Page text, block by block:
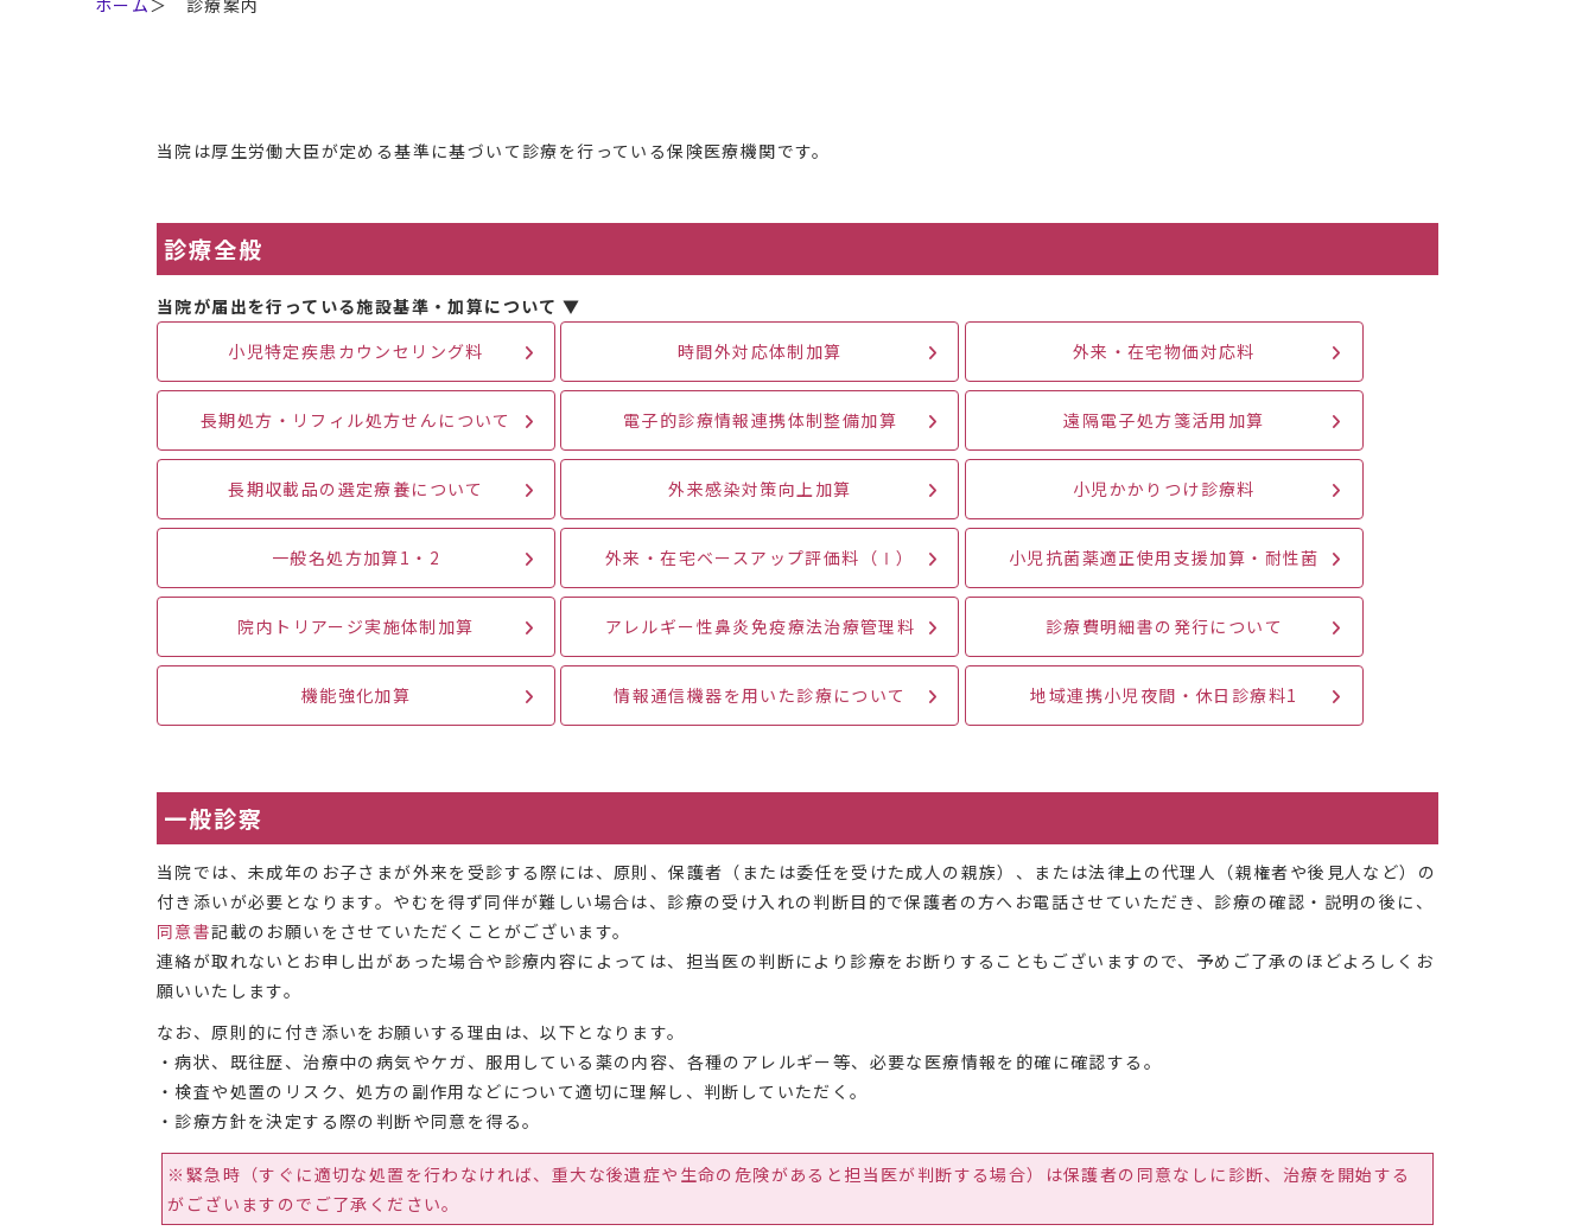
ホーム＞ 診療案内
当院は厚生労働大臣が定める基準に基づいて診療を行っている保険医療機関です。
診療全般
当院が届出を行っている施設基準・加算について ▼
小児特定疾患カウンセリング料
時間外対応体制加算 外来・在宅物価対応料
長期処方・リフィル処方せんについて 電子的診療情報連携体制整備加算 遠隔電子処方箋活用加算
長期収載品の選定療養について 外来感染対策向上加算 小児かかりつけ診療料
一般名処方加算1・2 外来・在宅ベースアップ評価料（Ⅰ） 小児抗菌薬適正使用支援加算・耐性菌
院内トリアージ実施体制加算 アレルギー性鼻炎免疫療法治療管理料 診療費明細書の発行について
機能強化加算 情報通信機器を用いた診療について 地域連携小児夜間・休日診療料1
一般診察
当院では、未成年のお子さまが外来を受診する際には、原則、保護者（または委任を受けた成人の親族）、または法律上の代理人（親権者や後見人など）の
付き添いが必要となります。やむを得ず同伴が難しい場合は、診療の受け入れの判断目的で保護者の方へお電話させていただき、診療の確認・説明の後に、
同意書記載のお願いをさせていただくことがございます。
連絡が取れないとお申し出があった場合や診療内容によっては、担当医の判断により診療をお断りすることもございますので、予めご了承のほどよろしくお
願いいたします。
なお、原則的に付き添いをお願いする理由は、以下となります。
・病状、既往歴、治療中の病気やケガ、服用している薬の内容、各種のアレルギー等、必要な医療情報を的確に確認する。
・検査や処置のリスク、処方の副作用などについて適切に理解し、判断していただく。
・診療方針を決定する際の判断や同意を得る。
※緊急時（すぐに適切な処置を行わなければ、重大な後遺症や生命の危険があると担当医が判断する場合）は保護者の同意なしに診断、治療を開始する
がございますのでご了承ください。